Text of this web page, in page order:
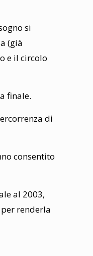
si
(già
e il circolo
finale.
di
consentito
al 2003,
renderla